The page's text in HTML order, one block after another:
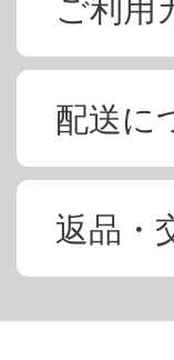
ご利用
配送に
返品・